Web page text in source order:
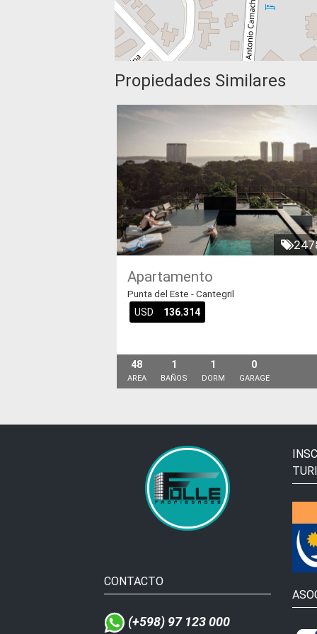
Propiedades Similares
Apartamento
Punta del Este - Cantegril
USD 136.314
48
AREA
1
BAÑOS
1
DORM
0
GARAGE
CONTACTO
(+598) 97 123 000